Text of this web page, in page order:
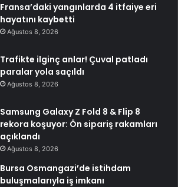
Fransa’daki yangınlarda 4 itfaiye eri
hayatını kaybetti
Ağustos 8, 2026
Trafikte ilginç anlar! Çuval patladı
paralar yola saçıldı
Ağustos 8, 2026
Samsung Galaxy Z Fold 8 & Flip 8
rekora koşuyor: Ön sipariş rakamları
açıklandı
Ağustos 8, 2026
Bursa Osmangazi’de istihdam
buluşmalarıyla iş imkanı